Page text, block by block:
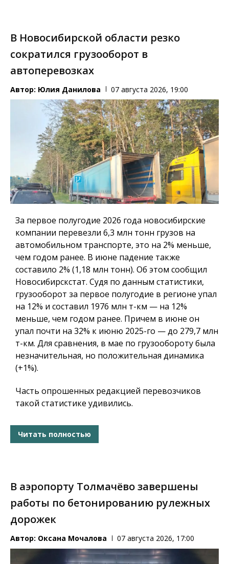
В Новосибирской области резко
сократился грузооборот в
автоперевозках
Автор: Юлия Данилова 07 августа 2026, 19:00
За первое полугодие 2026 года новосибирские
компании перевезли 6,3 млн тонн грузов на
автомобильном транспорте, это на 2% меньше,
чем годом ранее. В июне падение также
составило 2% (1,18 млн тонн). Об этом сообщил
Новосибирскстат. Судя по данным статистики,
грузооборот за первое полугодие в регионе упал
на 12% и составил 1976 млн т-км — на 12%
меньше, чем годом ранее. Причем в июне он
упал почти на 32% к июню 2025-го — до 279,7 млн
т-км. Для сравнения, в мае по грузообороту была
незначительная, но положительная динамика
(+1%).
Часть опрошенных редакцией перевозчиков
такой статистике удивились.
Читать полностью
В аэропорту Толмачёво завершены
работы по бетонированию рулежных
дорожек
Автор: Оксана Мочалова 07 августа 2026, 17:00